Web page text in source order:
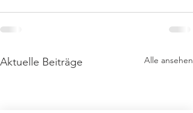
Aktuelle Beiträge Alle ansehen